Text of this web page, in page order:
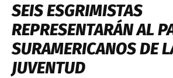
SEIS ESGRIMISTAS
REPRESENTARÁN AL
SURAMERICANOS DE
JUVENTUD